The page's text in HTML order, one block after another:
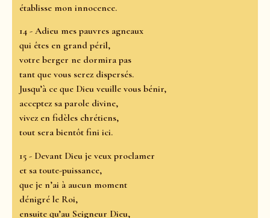
établisse mon innocence.
14 - Adieu mes pauvres agneaux
qui êtes en grand péril,
votre berger ne dormira pas
tant que vous serez dispersés.
Jusqu’à ce que Dieu veuille vous bénir,
acceptez sa parole divine,
vivez en fidèles chrétiens,
tout sera bientôt fini ici.
15 - Devant Dieu je veux proclamer
et sa toute-puissance,
que je n’ai à aucun moment
dénigré le Roi,
ensuite qu’au Seigneur Dieu,